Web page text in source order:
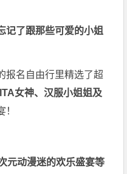
记了跟那些可爱的小姐
报名自由行里精选了超
女神、汉服小姐姐及
！
元动漫迷的欢乐盛宴等